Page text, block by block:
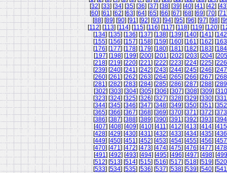
[32] [33] [34] [35] [36] [37] [38] [39] [40] [41] [42] [43
[60] [61] [62] [63] [64] [65] [66] [67] [68] [69] [70] [71
[88] [89] [90] [91] [92] [93] [94] [95] [96] [97] [98] [
[112] [113] [114] [115] [116] [117] [118] [119] [120] [
[134] [135] [136] [137] [138] [139] [140] [141] [142
[155] [156] [157] [158] [159] [160] [161] [162] [163
[176] [177] [178] [179] [180] [181] [182] [183] [184
[197] [198] [199] [200] [201] [202] [203] [204] [205
[218] [219] [220] [221] [222] [223] [224] [225] [226
[239] [240] [241] [242] [243] [244] [245] [246] [247
[260] [261] [262] [263] [264] [265] [266] [267] [268
[281] [282] [283] [284] [285] [286] [287] [288] [289
[302] [303] [304] [305] [306] [307] [308] [309] [310
[323] [324] [325] [326] [327] [328] [329] [330] [331
[344] [345] [346] [347] [348] [349] [350] [351] [352
[365] [366] [367] [368] [369] [370] [371] [372] [373
[386] [387] [388] [389] [390] [391] [392] [393] [394
[407] [408] [409] [410] [411] [412] [413] [414] [415
[428] [429] [430] [431] [432] [433] [434] [435] [436
[449] [450] [451] [452] [453] [454] [455] [456] [457
[470] [471] [472] [473] [474] [475] [476] [477] [478
[491] [492] [493] [494] [495] [496] [497] [498] [499
[512] [513] [514] [515] [516] [517] [518] [519] [520
[533] [534] [535] [536] [537] [538] [539] [540] [541